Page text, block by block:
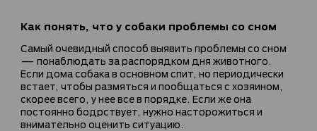
Как понять, что у собаки проблемы со сном
Самый очевидный способ выявить проблемы со сном
— понаблюдать за распорядком дня животного.
Если дома собака в основном спит, но периодически
встает, чтобы размяться и пообщаться с хозяином,
скорее всего, у нее все в порядке. Если же она
постоянно бодрствует, нужно насторожиться и
внимательно оценить ситуацию.